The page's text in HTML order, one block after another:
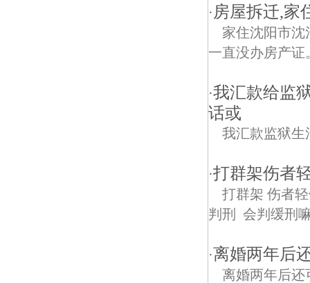
· 房屋拆迁,家
家住沈阳市沈
一直没办房产
·我汇款给监
话或
我汇款监狱生
·打群架伤者
打群架 伤者
判刑 会判缓刑
·离婚两年后
离婚两年后还